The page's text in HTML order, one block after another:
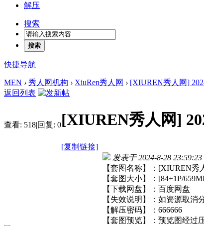
解压
搜索
搜索
快捷导航
MEN › 秀人网机构 › XiuRen秀人网 › [XIUREN秀人网]
返回列表
查看: 518|回复: 0[XIUREN秀人网]
[复制链接]
发表于 2024-8-28 23:59:23
【套图名称】：[XIUREN秀
【套图大小】：[84+1P/
【下载网盘】：百度网盘
【失效说明】：如资源取消
【解压密码】：666666
【套图预览】：预览图经过